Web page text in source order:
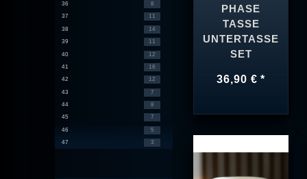
36 8
37 11
38 14
39 11
40 12
41 16
42 12
43 7
44 8
45 7
46 5
47 3
PHASE
TASSE
UNTERTASSE
SET
36,90 € *